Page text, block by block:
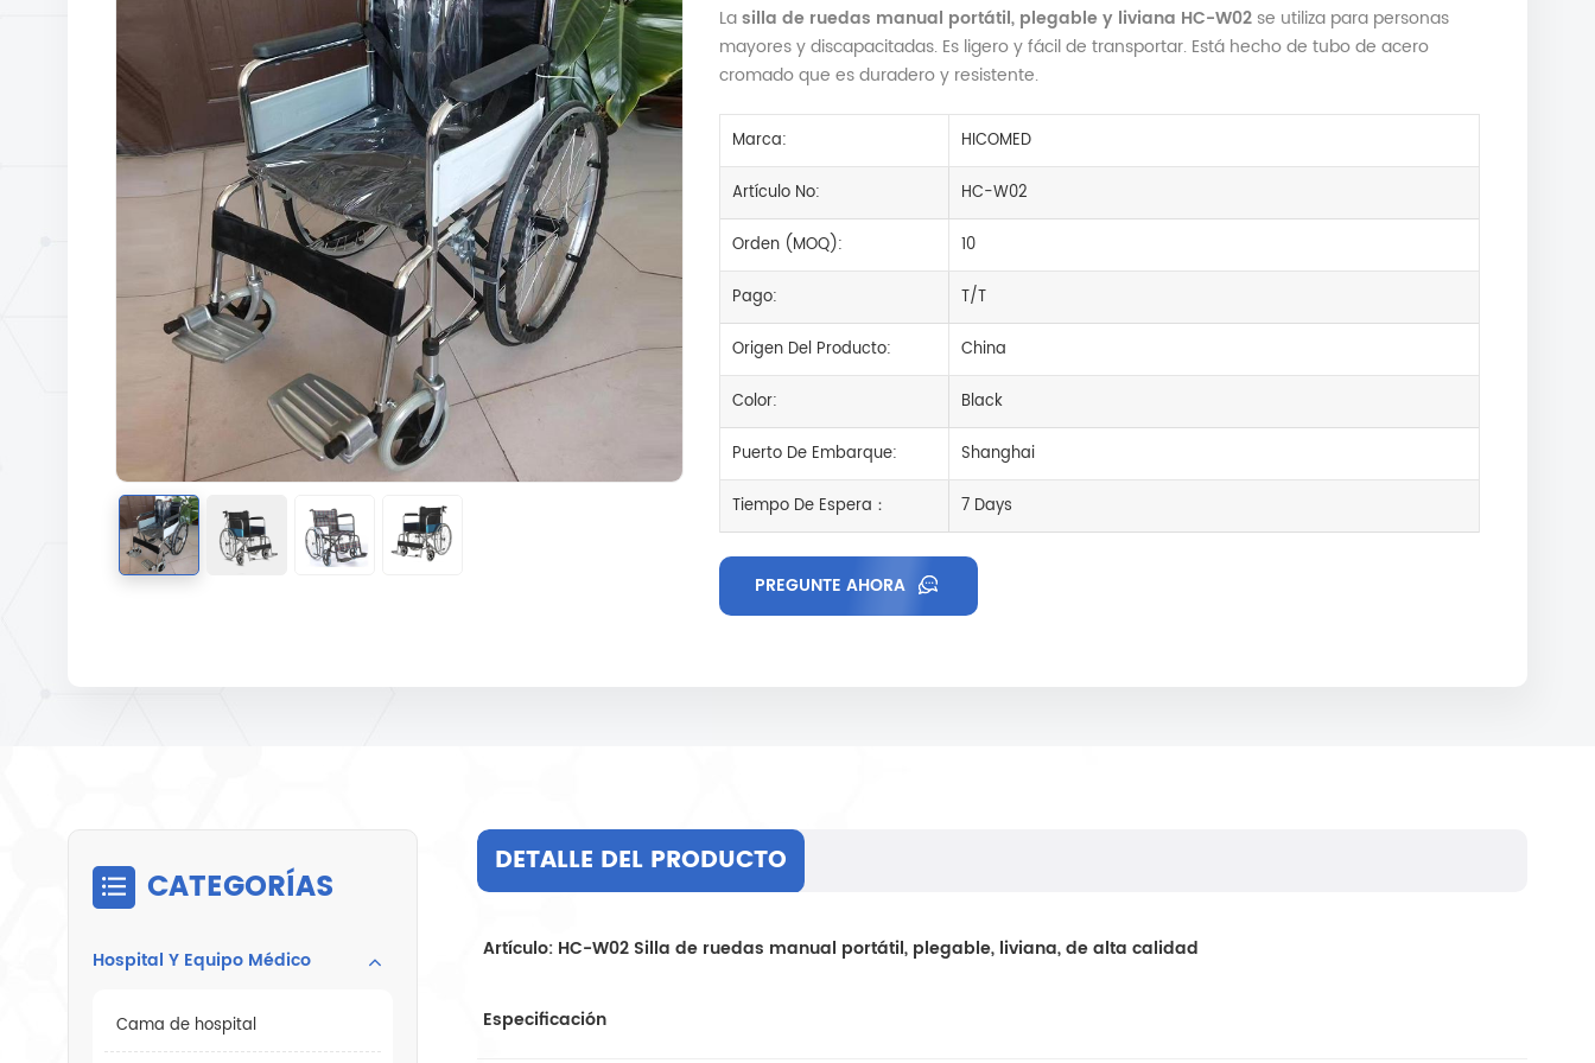
Lasilla de ruedas manual portátil, plegable y liviana HC-W02se utiliza para personas
mayores y discapacitadas. Es ligero y fácil de transportar. Está hecho de tubo de acero
cromado que es duradero y resistente.
Marca: HICOMED
Artículo No: HC-W02
Orden (MOQ): 10
Pago: T/T
Origen Del Producto: China
Color: Black
Puerto De Embarque: Shanghai
Tiempo De Espera： 7 Days
PREGUNTE AHORA
DETALLE DEL PRODUCTO
Artículo: HC-W02 Silla de ruedas manual portátil, plegable, liviana, de alta calidad
Especificación
CATEGORÍAS
Hospital Y Equipo Médico
Cama de hospital